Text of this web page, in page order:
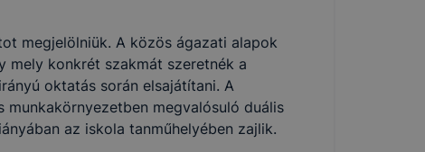
megjelölniük. A közös ágazati alapok
mely konkrét szakmát szeretnék a
oktatás során elsajátítani. A
megvalósuló duális
az iskola tanműhelyében zajlik.